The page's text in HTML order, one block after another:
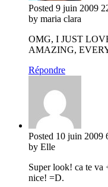
Posted 9 juin 2009
by maria clara
OMG, I JUST
AMAZING,
Répondre
Posted 10 juin 2009
by Elle
Super look! ca te va
nice! =D.